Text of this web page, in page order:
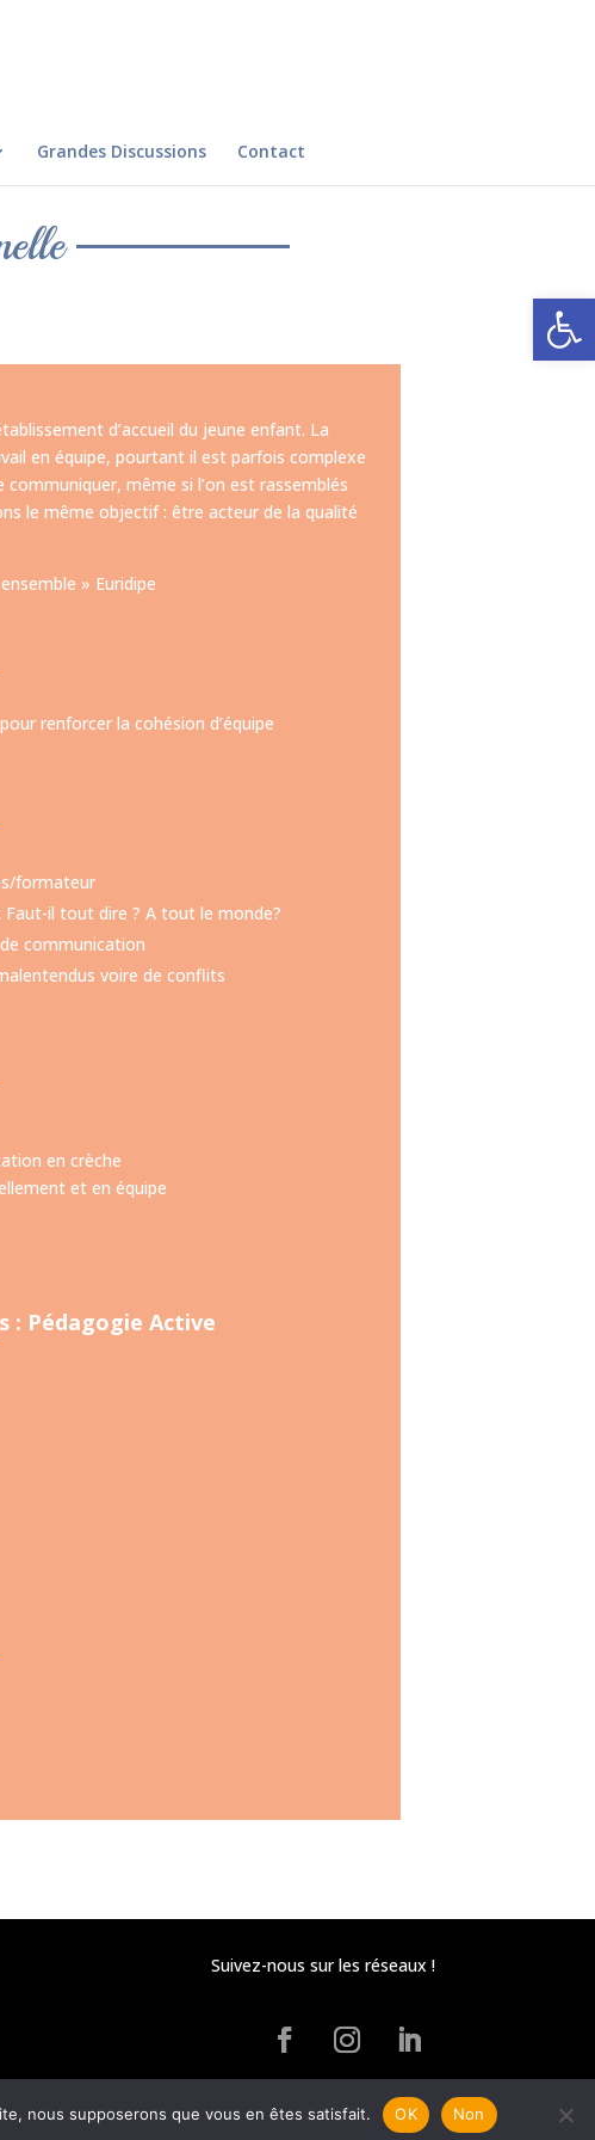
Ouvrir
Grandes Discussions Contact
d’accueil du jeune enfant. La
en équipe, pourtant il est parfois complexe
même si l’on est rassemblés
le même objectif : être acteur de la qualité
» Euridipe
renforcer la cohésion d’équipe
formateur
il tout dire ? A tout le monde?
communication
voire de conflits
en crèche
et en équipe
: Pédagogie Active
Suivez-nous sur les réseaux !
nous supposerons que vous en êtes satisfait. OK Non